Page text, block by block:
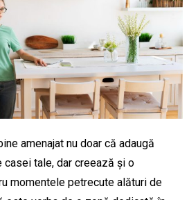
amenajat nu doar că adaugă
tale, dar creează și o
momentele petrecute alături de